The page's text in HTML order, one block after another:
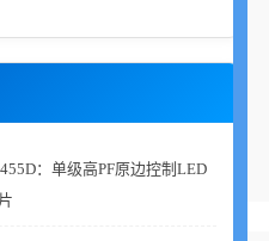
：单级高PF原边控制LED